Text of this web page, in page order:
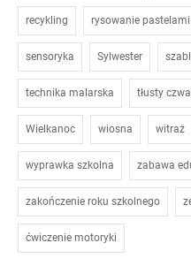
recykling rysowanie pastelami
sensoryka Sylwester
technika malarska tłusty
Wielkanoc wiosna witraż
wyprawka szkolna zabawa
zakończenie roku szkolnego
ćwiczenie motoryki